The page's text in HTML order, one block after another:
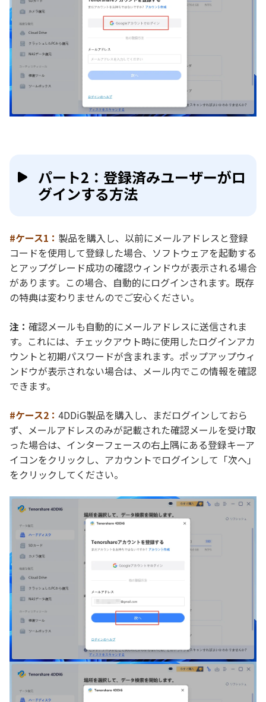
パート2：登録済みユーザーがロ
グインする方法
#ケース1： 製品を購入し、以前にメールアドレスと登録
コードを使用して登録した場合、ソフトウェアを起動する
とアップグレード成功の確認ウィンドウが表示される場合
があります。この場合、自動的にログインされます。既存
の特典は変わりませんのでご安心ください。
注： 確認メールも自動的にメールアドレスに送信されま
す。これには、チェックアウト時に使用したログインアカ
ウントと初期パスワードが含まれます。ポップアップウィ
ンドウが表示されない場合は、メール内でこの情報を確認
できます。
#ケース2： 4DDiG製品を購入し、まだログインしておら
ず、メールアドレスのみが記載された確認メールを受け取
った場合は、インターフェースの右上隅にある登録キーア
イコンをクリックし、アカウントでログインして「次へ」
をクリックしてください。